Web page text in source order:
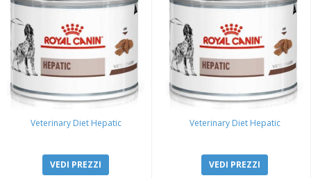
Veterinary Diet Hepatic
VEDI PREZZI
Veterinary Diet Hepatic
VEDI PREZZI